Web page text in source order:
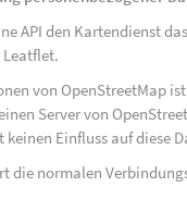
API den Kartendienst
Leatflet.
von OpenStreetMap
Server von
keinen Einfluss auf diese
die normalen